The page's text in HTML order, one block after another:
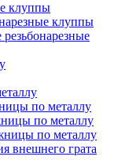
клуппы
клуппы
по металлу
по металлу
по металлу
внешнего грата